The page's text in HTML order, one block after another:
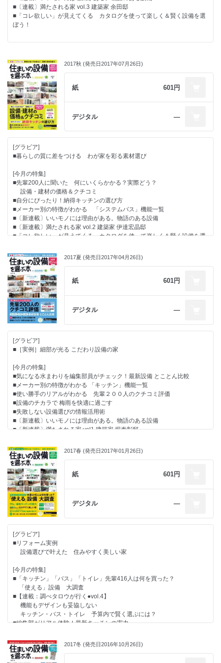
■〔連載〕満たされる家 vol.3 建築家 余田邸
■「コレ欲しい」が見えてくる カタログを使って楽しく＆賢く設備を選
ぼう！
●Close up
● 「使い心地」「住み心地」がわかる実例特集
●リビング空間特集
●設備＆建材レポート
2017秋 (発売日2017年07月26日)
紙 601円
デジタル ―
[グラビア]
■暮らしの質に差をつける わが家を彩る素材選び
[今月の特集]
■先輩200人に聞いた 何にいくらかかる？実際どう？
設備・建材の価格＆クチコミ
■自分にぴったり！納得キッチンの選び方
■メーカー別の特徴がわかる 「システムバス」機能一覧
■〔新連載〕いいモノには理由がある。物語のある設備
■〔新連載〕満たされる家 vol.2 建築家 伊達宏晶邸
■「コレ欲しい」が見えてくる カタログを使って楽しく＆賢く設備を選
●話題の情報が満載！ Close up
●毎月光熱費・水道料金が断然オトクに！
「使い心地」「住み心地」がわかる実例特集
●「ジブン仕様」を叶える こだわりのオーダーキッチン特集
●部位から探せる 設備＆建材レポート
2017夏 (発売日2017年04月26日)
紙 601円
デジタル ―
[グラビア]
■［実例］細部が光る こだわり設備の家
[今月の特集]
■気になる水まわりを編集部員がチェック！最新設備 とことん比較
■メーカー別の特徴がわかる 「キッチン」機能一覧
■使い勝手のリアルがわかる 先輩２００人のクチコミ評価
■設備のチカラで 梅雨を快適に過ごす
■失敗しない設備選びの情報活用術
■〔新連載〕いいモノには理由がある。物語のある設備
■〔新連載〕満たされる家 vol1.建築家 堀泰彰邸
●話題の情報が満載！ Close up
●毎月光熱費・水道料金が断然オトクに！
「使い心地」「住み心地」がわかる実例特集
●部位から探せる 設備＆建材レポート
2017春 (発売日2017年01月26日)
紙 601円
デジタル ―
[グラビア]
■リフォーム実例
設備選びで叶えた 住みやすく美しい家
[今月の特集]
■「キッチン」「バス」「トイレ」先輩416人は何を買った？
「使える」設備 大調査
■【連載：調べタロウが行く●vol.4】
機能もデザインも妥協しない
キッチン・バス・トイレ 予算内で賢く選ぶには？
■編集部がリアル体験！最新キッチンの実力
省エネな家をつくる賢い設備の選び方
■【連載：Pick Up】
電気＆ガス 自由化のメリットは?
2017冬 (発売日2016年10月26日)